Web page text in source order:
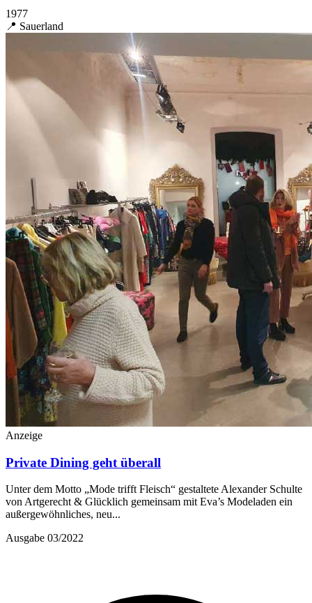
1977
📍 Sauerland
Anzeige
Private Dining geht überall
Unter dem Motto „Mode trifft Fleisch“ gestaltete Alexander Schulte
von Artgerecht & Glücklich gemeinsam mit Eva’s Modeladen ein
außergewöhnliches, neu...
Ausgabe 03/2022